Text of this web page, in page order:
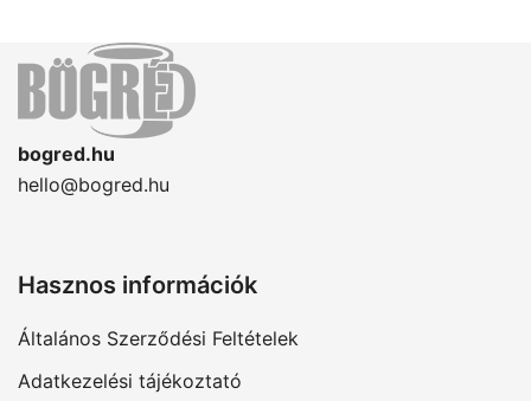
bogred.hu
hello@bogred.hu
Hasznos információk
Általános Szerződési Feltételek
Adatkezelési tájékoztató